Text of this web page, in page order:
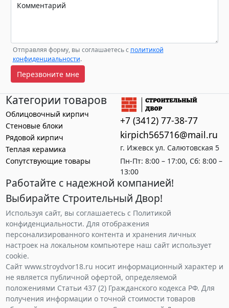
Комментарий
Отправляя форму, вы соглашаетесь с политикой
конфиденциальности.
Перезвоните мне
Работайте с надежной компанией!
Выбирайте Строительный Двор!
Используя сайт, вы соглашаетесь с Политикой
конфиденциальности. Для отображения
персонализированного контента и хранения личных
настроек на локальном компьютере наш сайт использует
cookie.
Сайт www.stroydvor18.ru носит информационный характер и
не является публичной офертой, определяемой
положениями Статьи 437 (2) Гражданского кодекса РФ. Для
получения информации о точной стоимости товаров
Категории товаров
Облицовочный кирпич
Стеновые блоки
Рядовой кирпич
Теплая керамика
Сопутствующие товары
+7 (3412) 77-38-77
kirpich565716@mail.ru
г. Ижевск ул. Салютовская 5
Пн-Пт: 8:00 – 17:00, Сб: 8:00 –
13:00